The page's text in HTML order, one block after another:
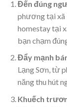
Đến đúng
phương tại xã
homestay tại
bạn chạm
Đẩy mạnh
Lạng Sơn, từ
năng thu hút
Khuếch